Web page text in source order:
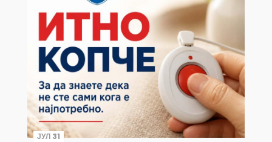
ЈУЛ 31